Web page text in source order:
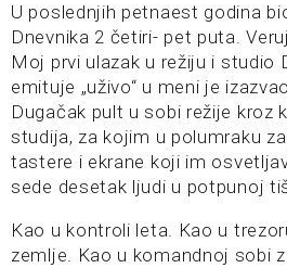
U poslednjih petnaest godina
Dnevnika 2 četiri- pet puta.
Moj prvi ulazak u režiju i studio
emituje „uživo“ u meni je
Dugačak pult u sobi režije kroz
studija, za kojim u polumraku
tastere i ekrane koji im
sede desetak ljudi u potpunoj
Kao u kontroli leta. Kao u
zemlje. Kao u komandnoj sobi